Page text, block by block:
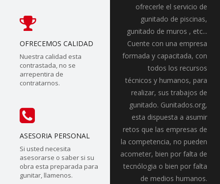
OFRECEMOS CALIDAD
Nuestra calidad esta
contrastada, no se
arrepentira de
contratarnos.
ASESORIA PERSONAL
Si usted necesita
asesorarse o saber si su
obra esta preparada para
gunitar, llamenos.
ofrecerle el servicio de
gunitado de piscinas,
gunitado de muros , etc...
Cuente con una empresa
formada y capacitada, con
todos los recursos
técnicos y humanos, para
realizar, sus trabajos de
gunitado. Gunitados.org,
esta dispuesta a asumir
retos que las empresas de
la competencia, no pueden
acometer, bien por falta de
tecnólogia o bien por falta
de medios humanos.